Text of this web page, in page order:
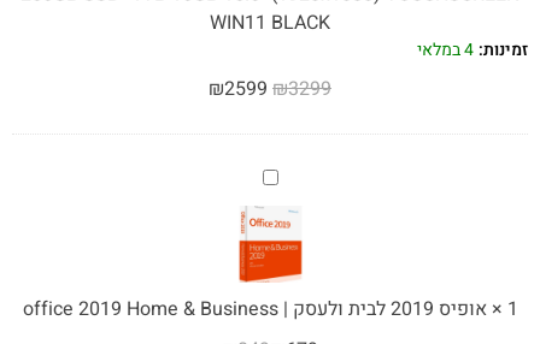
i5-
1135G7
SSD+1TB
(1920x1080)
TOUCHSCREEN
WIN11
BLACK
WIN11 BLACK
זמינות: 4 במלאי
₪3299
₪2599
אופיס
2019
לבית
ולעסק
office
1
×אופיס 2019 לבית ולעסק | office 2019 Home & Business